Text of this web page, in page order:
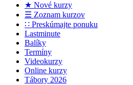
★ Nové kurzy
☰ Zoznam kurzov
∷ Preskúmajte ponuku
Lastminute
Balíky
Termíny
Videokurzy
Online kurzy
Tábory 2026